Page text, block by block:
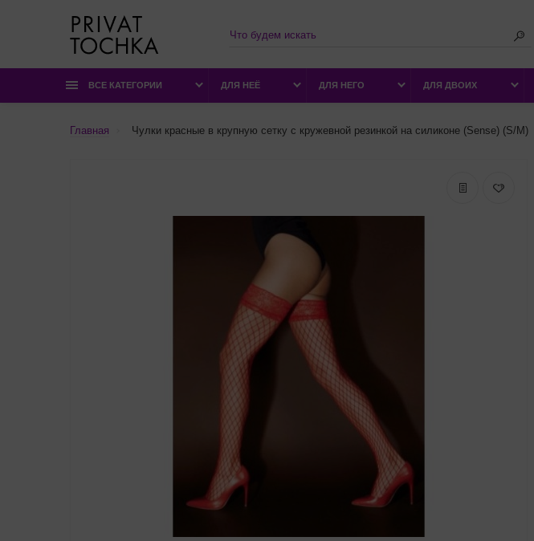
ВСЕ КАТЕГОРИИ ДЛЯ НЕЁ ДЛЯ НЕГО ДЛЯ ДВОИХ
Главная Чулки красные в крупную сетку с кружевной резинкой на силиконе (Sense) (S/M)